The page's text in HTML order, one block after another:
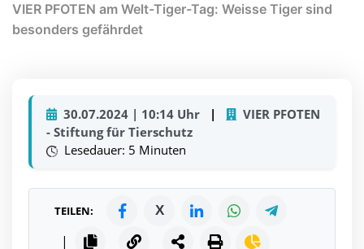
VIER PFOTEN am Welt-Tiger-Tag: Weisse Tiger sind
besonders gefährdet
30.07.2024 | 10:14 Uhr |
VIER PFOTEN
- Stiftung für Tierschutz
Lesedauer: 5 Minuten
TEILEN: X
|